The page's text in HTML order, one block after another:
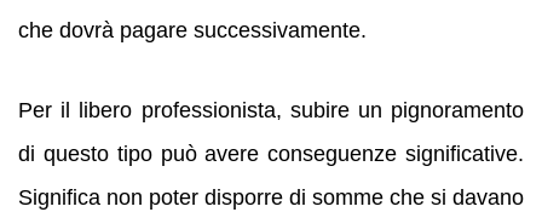
che dovrà pagare successivamente.
Per il libero professionista, subire un pignoramento
di questo tipo può avere conseguenze significative.
Significa non poter disporre di somme che si davano